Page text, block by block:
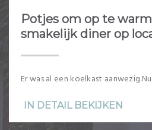
Potjes om op te
smakelijk diner op
Er was al een koelkast
IN DETAIL BEKIJKEN